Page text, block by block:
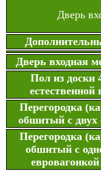
Дверь
Дверь входная
Пол из доски
естественной
Перегородка
обшитый с
Перегородка
обшитый с